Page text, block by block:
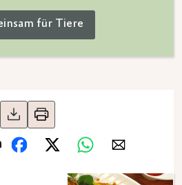
für Tiere